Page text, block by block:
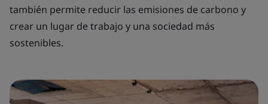
también permite reducir las emisiones de carbono y
crear un lugar de trabajo y una sociedad más
sostenibles.